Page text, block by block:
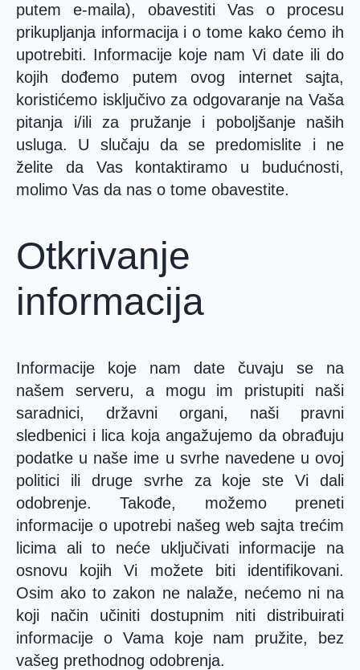
putem e-maila), obavestiti Vas o procesu
prikupljanja informacija i o tome kako ćemo ih
upotrebiti. Informacije koje nam Vi date ili do
kojih dođemo putem ovog internet sajta,
koristićemo isključivo za odgovaranje na Vaša
pitanja i/ili za pružanje i poboljšanje naših
usluga. U slučaju da se predomislite i ne
želite da Vas kontaktiramo u budućnosti,
molimo Vas da nas o tome obavestite.
Otkrivanje
informacija
Informacije koje nam date čuvaju se na
našem serveru, a mogu im pristupiti naši
saradnici, državni organi, naši pravni
sledbenici i lica koja angažujemo da obrađuju
podatke u naše ime u svrhe navedene u ovoj
politici ili druge svrhe za koje ste Vi dali
odobrenje. Takođe, možemo preneti
informacije o upotrebi našeg web sajta trećim
licima ali to neće uključivati informacije na
osnovu kojih Vi možete biti identifikovani.
Osim ako to zakon ne nalaže, nećemo ni na
koji način učiniti dostupnim niti distribuirati
informacije o Vama koje nam pružite, bez
vašeg prethodnog odobrenja.